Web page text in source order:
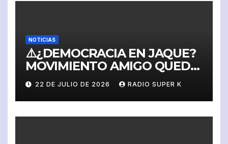
NOTICIAS
⚠️¿DEMOCRACIA EN JAQUE?
MOVIMIENTO AMIGO QUEDA
SUSPENDIDO Y SIN
DERECHO A IMPUGNAR
22 DE JULIO DE 2026 RADIO SUPER K